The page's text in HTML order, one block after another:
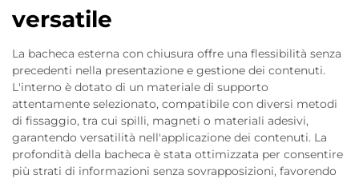
versatile
La bacheca esterna con chiusura offre una flessibilità senza
precedenti nella presentazione e gestione dei contenuti.
L'interno è dotato di un materiale di supporto
attentamente selezionato, compatibile con diversi metodi
di fissaggio, tra cui spilli, magneti o materiali adesivi,
garantendo versatilità nell'applicazione dei contenuti. La
profondità della bacheca è stata ottimizzata per consentire
più strati di informazioni senza sovrapposizioni, favorendo